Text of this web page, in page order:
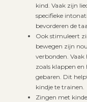
kind. Vaak zijn
specifieke
bevorderen de
Ook stimuleert
bewegen zijn
verbonden. Vaak
zoals klappen
gebaren. Dit
kindje te trainen.
Zingen met